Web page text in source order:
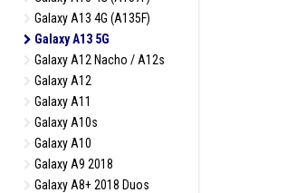
Galaxy A13 4G (A135F)
Galaxy A13 5G
Galaxy A12 Nacho / A12s
Galaxy A12
Galaxy A11
Galaxy A10s
Galaxy A10
Galaxy A9 2018
Galaxy A8+ 2018 Duos